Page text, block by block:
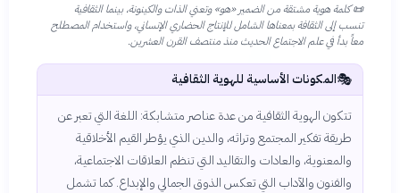
📜كلمة هوية مشتقة من الضمير «هو» وتعني الذات والكينونة، بينما الثقافية
تنسب إلى الثقافة بمعناها الشامل للإنتاج الحضاري الإنساني، واستخدام المصطلح
معاً بدأ في علم الاجتماع الحديث منذ منتصف القرن العشرين.
🎭المكونات الأساسية للهوية الثقافية
تتكون الهوية الثقافية من عدة عناصر متشابكة: اللغة التي تعبر عن
طريقة تفكير المجتمع وتراثه، والدين الذي يؤطر القيم الأخلاقية
والمعنوية، والعادات والتقاليد التي تنظم العلاقات الاجتماعية،
والفنون والآداب التي تعكس الذوق الجمالي والإبداع. كما تشمل